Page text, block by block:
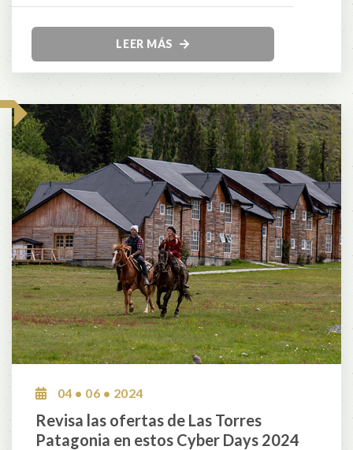
LEER MÁS
04 • 06 • 2024
Revisa las ofertas de Las Torres
Patagonia en estos Cyber Days 2024